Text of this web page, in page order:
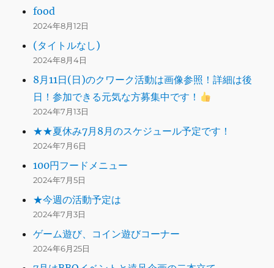
food
2024年8月12日
(タイトルなし)
2024年8月4日
8月11日(日)のクワーク活動は画像参照！詳細は後
日！参加できる元気な方募集中です！
2024年7月13日
★★夏休み7月8月のスケジュール予定です！
2024年7月6日
100円フードメニュー
2024年7月5日
★今週の活動予定は
2024年7月3日
ゲーム遊び、コイン遊びコーナー
2024年6月25日